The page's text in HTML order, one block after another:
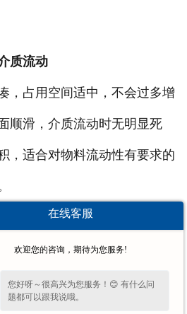
质流动
占用空间适中，不会过多增
顺滑，介质流动时无明显死
，适合对物料流动性有要求的
期表现
、化工、电力等行业的高压
装置。结构强度充足，长期运
损伤，维护简单。中鑫可根据
在线客服
欢迎您的咨询，期待为您服务!
您好呀～很高兴为您服务！😊 有什么问
题都可以跟我说哦。